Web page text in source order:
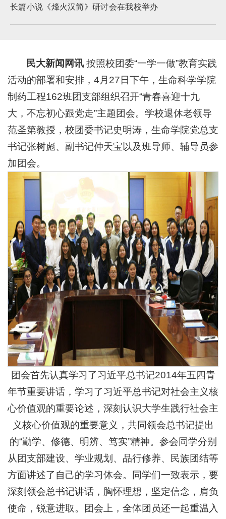
长篇小说《烽火汉简》研讨会在我校举办
民大新闻网讯 按照校团委“一学一做”教育实践
活动的部署和安排，4月27日下午，生命科学学院
制药工程162班团支部组织召开“青春喜迎十九
大，不忘初心跟党走”主题团会。学校退休老领导
范圣第教授，校团委书记史明涛，生命学院党总支
书记张树彪、副书记仲天宝以及班导师、辅导员参
加团会。
团会首先认真学习了习近平总书记2014年五四青
年节重要讲话，学习了习近平总书记对社会主义核
心价值观的重要论述，深刻认识大学生践行社会主
义核心价值观的重要意义，共同领会总书记提出
的“勤学、修德、明辨、笃实”精神。参会同学分别
从团支部建设、学业规划、品行修养、民族团结等
方面讲述了自己的学习体会。同学们一致表示，要
深刻领会总书记讲话，胸怀理想，坚定信念，肩负
使命，锐意进取。团会上，全体团员还一起重温入